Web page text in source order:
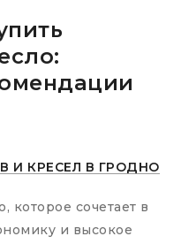
И КРЕСЕЛ В ГРОДНО
которое сочетает в
и высокое